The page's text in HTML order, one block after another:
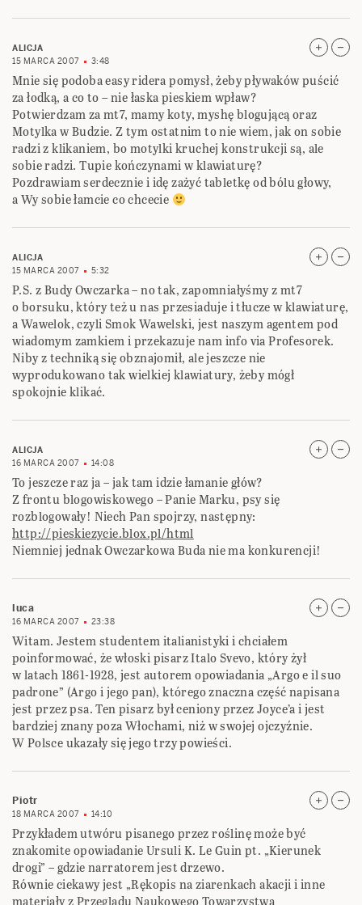
ALICJA
15 MARCA 2007
3:48
Mnie się podoba easy ridera pomysł, żeby pływaków puścić
za łodką, a co to – nie łaska pieskiem wpław?
Potwierdzam za mt7, mamy koty, myshę blogującą oraz
Motylka w Budzie. Z tym ostatnim to nie wiem, jak on sobie
radzi z klikaniem, bo motylki kruchej konstrukcji są, ale
sobie radzi. Tupie kończynami w klawiaturę?
Pozdrawiam serdecznie i idę zażyć tabletkę od bólu głowy,
a Wy sobie łamcie co chcecie
ALICJA
15 MARCA 2007
5:32
P.S. z Budy Owczarka – no tak, zapomniałyśmy z mt7
o borsuku, który też u nas przesiaduje i tłucze w klawiaturę,
a Wawelok, czyli Smok Wawelski, jest naszym agentem pod
wiadomym zamkiem i przekazuje nam info via Profesorek.
Niby z techniką się obznajomił, ale jeszcze nie
wyprodukowano tak wielkiej klawiatury, żeby mógł
spokojnie klikać.
ALICJA
16 MARCA 2007
14:08
To jeszcze raz ja – jak tam idzie łamanie głów?
Z frontu blogowiskowego – Panie Marku, psy się
rozblogowały! Niech Pan spojrzy, następny:
http://pieskiezycie.blox.pl/html
Niemniej jednak Owczarkowa Buda nie ma konkurencji!
luca
16 MARCA 2007 23:38
Witam. Jestem studentem italianistyki i chciałem
poinformować, że włoski pisarz Italo Svevo, który żył
w latach 1861-1928, jest autorem opowiadania „Argo e il suo
padrone” (Argo i jego pan), którego znaczna część napisana
jest przez psa. Ten pisarz był ceniony przez Joyce’a i jest
bardziej znany poza Włochami, niż w swojej ojczyźnie.
W Polsce ukazały się jego trzy powieści.
Piotr
18 MARCA 2007 14:10
Przykładem utwóru pisanego przez roślinę może być
znakomite opowiadanie Ursuli K. Le Guin pt. „Kierunek
drogi” – gdzie narratorem jest drzewo.
Równie ciekawy jest „Rękopis na ziarenkach akacji i inne
materiały z Przeglądu Naukowego Towarzystwa